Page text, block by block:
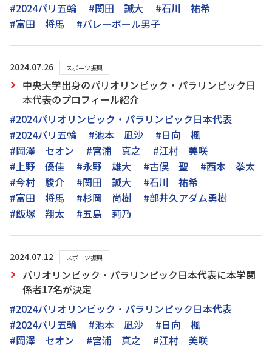
#2024パリ五輪
#関田 誠大
#石川 祐希
#富田 将馬
#バレーボール男子
2024.07.26 スポーツ振興
中央大学出身のパリオリンピック・パラリンピック日
本代表のプロフィール紹介
#2024パリオリンピック・パラリンピック日本代表
#2024パリ五輪
#池本 凪沙
#日向 楓
#岡澤 セオン
#宮浦 真之
#江村 美咲
#上野 優佳
#永野 雄大 #古俣 聖
#西本 拳太
#今村 駿介
#関田 誠大
#石川 祐希
#富田 将馬
#杉岡 尚樹
#部井久アダム勇樹
#飯塚 翔太
#五島 莉乃
2024.07.12 スポーツ振興
パリオリンピック・パラリンピック日本代表に本学関
係者17名が決定
#2024パリオリンピック・パラリンピック日本代表
#2024パリ五輪
#池本 凪沙
#日向 楓
#岡澤 セオン
#宮浦 真之
#江村 美咲